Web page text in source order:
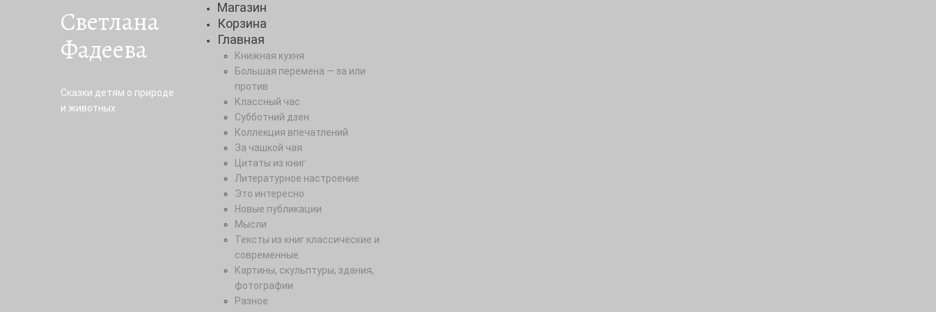
Светлана
Фадеева
Сказки детям о природе
и животных
Магазин
Корзина
Главная
Книжная кухня
Большая перемена — за или
против
Классный час
Субботний дзен
Коллекция впечатлений
За чашкой чая
Цитаты из книг
Литературное настроение
Это интересно
Новые публикации
Мысли
Тексты из книг классические и
современные
Картины, скульптуры, здания,
фотографии
Разное